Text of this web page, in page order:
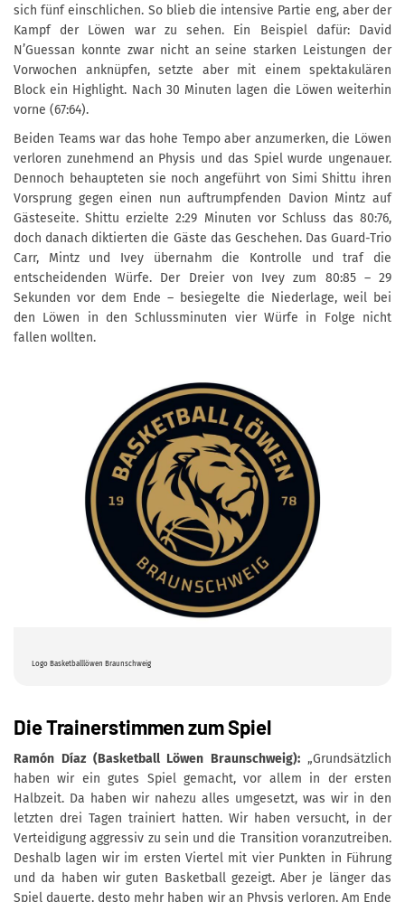
sich fünf einschlichen. So blieb die intensive Partie eng, aber der
Kampf der Löwen war zu sehen. Ein Beispiel dafür: David
N’Guessan konnte zwar nicht an seine starken Leistungen der
Vorwochen anknüpfen, setzte aber mit einem spektakulären
Block ein Highlight. Nach 30 Minuten lagen die Löwen weiterhin
vorne (67:64).
Beiden Teams war das hohe Tempo aber anzumerken, die Löwen
verloren zunehmend an Physis und das Spiel wurde ungenauer.
Dennoch behaupteten sie noch angeführt von Simi Shittu ihren
Vorsprung gegen einen nun auftrumpfenden Davion Mintz auf
Gästeseite. Shittu erzielte 2:29 Minuten vor Schluss das 80:76,
doch danach diktierten die Gäste das Geschehen. Das Guard-Trio
Carr, Mintz und Ivey übernahm die Kontrolle und traf die
entscheidenden Würfe. Der Dreier von Ivey zum 80:85 – 29
Sekunden vor dem Ende – besiegelte die Niederlage, weil bei
den Löwen in den Schlussminuten vier Würfe in Folge nicht
fallen wollten.
Logo Basketballlöwen Braunschweig
Die Trainerstimmen zum Spiel
Ramón Díaz (Basketball Löwen Braunschweig): „Grundsätzlich
haben wir ein gutes Spiel gemacht, vor allem in der ersten
Halbzeit. Da haben wir nahezu alles umgesetzt, was wir in den
letzten drei Tagen trainiert hatten. Wir haben versucht, in der
Verteidigung aggressiv zu sein und die Transition voranzutreiben.
Deshalb lagen wir im ersten Viertel mit vier Punkten in Führung
und da haben wir guten Basketball gezeigt. Aber je länger das
Spiel dauerte, desto mehr haben wir an Physis verloren. Am Ende